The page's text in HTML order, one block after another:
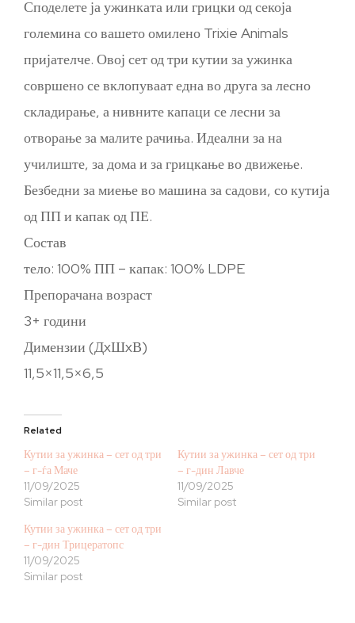
Споделете ја ужинката или грицки од секоја
големина со вашето омилено Trixie Animals
пријателче. Овој сет од три кутии за ужинка
совршено се вклопуваат една во друга за лесно
складирање, а нивните капаци се лесни за
отворање за малите рачиња. Идеални за на
училиште, за дома и за грицкање во движење.
Безбедни за миење во машина за садови, со кутија
од ПП и капак од ПЕ.
Состав
тело: 100% ПП – капак: 100% LDPE
Препорачана возраст
3+ години
Димензии (ДxШxВ)
11,5×11,5×6,5
Related
Кутии за ужинка – сет од три
– г-ѓа Маче
11/09/2025
Similar post
Кутии за ужинка – сет од три
– г-дин Лавче
11/09/2025
Similar post
Кутии за ужинка – сет од три
– г-дин Трицератопс
11/09/2025
Similar post